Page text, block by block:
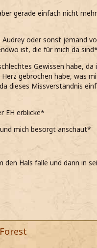
gerade einfach nicht mehr
oder sonst jemand
ist, die für mich da sind*
Gewissen habe, da
Herz gebrochen habe, was
dieses Missverständnis
EH erblicke*
mich besorgt anschaut*
den Hals falle und dann in